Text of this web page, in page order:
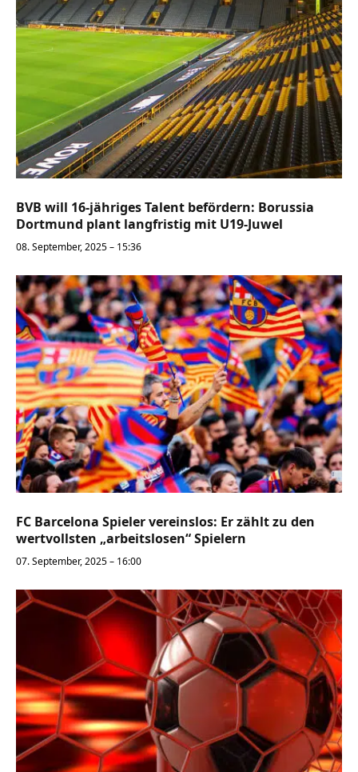
BVB will 16-jähriges Talent befördern: Borussia
Dortmund plant langfristig mit U19-Juwel
08. September, 2025 – 15:36
FC Barcelona Spieler vereinslos: Er zählt zu den
wertvollsten „arbeitslosen“ Spielern
07. September, 2025 – 16:00